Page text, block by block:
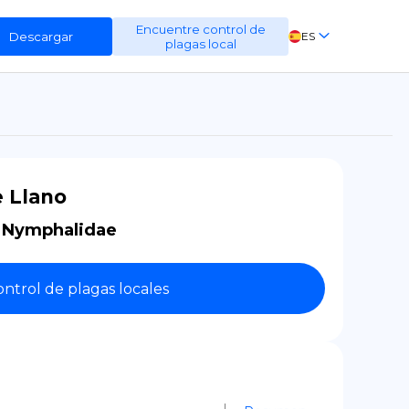
Descargar
Encuentre control de
plagas local
ES
EN
Llano
Nymphalidae
de plagas locales